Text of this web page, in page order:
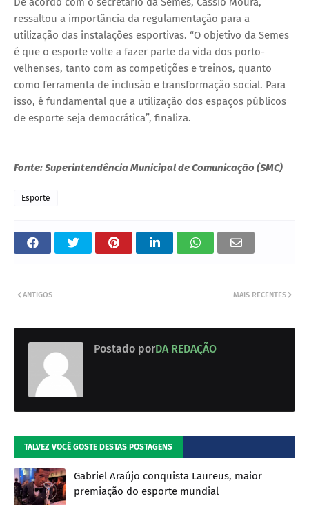
ressaltou a importância da regulamentação para a
utilização das instalações esportivas. “O objetivo da Semes
é que o esporte volte a fazer parte da vida dos porto-
velhenses, tanto com as competições e treinos, quanto
como ferramenta de inclusão e transformação social. Para
isso, é fundamental que a utilização dos espaços públicos
de esporte seja democrática”, finaliza.
Fonte: Superintendência Municipal de Comunicação (SMC)
Esporte
MAIS RECENTES
ANTIGOS
Postado porDA REDAÇÃO
TALVEZ VOCÊ GOSTE DESTAS POSTAGENS
Gabriel Araújo conquista Laureus, maior
premiação do esporte mundial